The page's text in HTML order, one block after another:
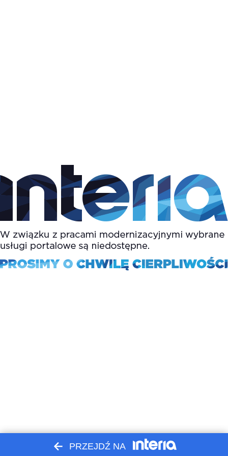
PRZEJDŹ NA